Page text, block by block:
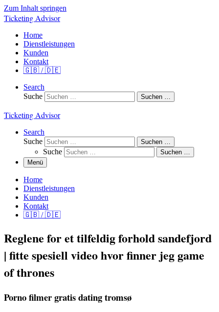
Zum Inhalt springen
Ticketing Advisor
Home
Dienstleistungen
Kunden
Kontakt
🇬🇧 / 🇩🇪
Search
Suche
Suchen …
Ticketing Advisor
Search
Suche
Suchen …
Suche
Suchen …
Menü
Home
Dienstleistungen
Kunden
Kontakt
🇬🇧 / 🇩🇪
Reglene for et tilfeldig forhold sandefjord
| fitte spesiell video hvor finner jeg game
of thrones
Porno filmer gratis dating tromsø